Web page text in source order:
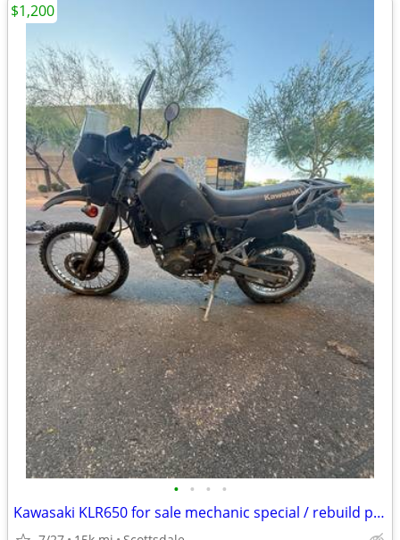
• • • •
Kawasaki KLR650 for sale mechanic special / rebuild project
$1,200